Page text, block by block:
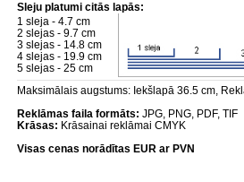
Sleju platumi citās lapās:
1 sleja - 4.7 cm
2 slejas - 9.7 cm
3 slejas - 14.8 cm
4 slejas - 19.9 cm
5 slejas - 25 cm
Maksimālais augstums: Iekšlapā 36.5 cm,
Reklāmas faila formāts: JPG, PNG, PDF, TIF
Krāsas: Krāsainai reklāmai CMYK
Visas cenas norādītas EUR ar PVN